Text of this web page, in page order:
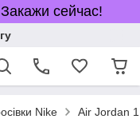
сейчас!
Nike Air Jordan 1